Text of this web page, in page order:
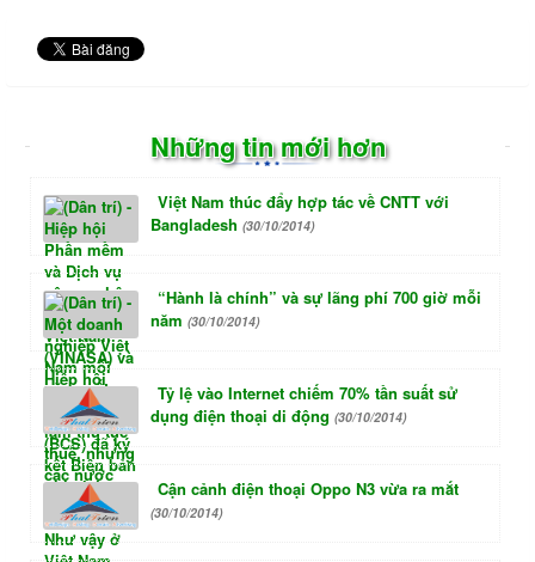
Những tin mới hơn
Việt Nam thúc đẩy hợp tác về CNTT với
Bangladesh (30/10/2014)
“Hành là chính” và sự lãng phí 700 giờ mỗi
năm (30/10/2014)
Tỷ lệ vào Internet chiếm 70% tần suất sử
dụng điện thoại di động (30/10/2014)
Cận cảnh điện thoại Oppo N3 vừa ra mắt
(30/10/2014)